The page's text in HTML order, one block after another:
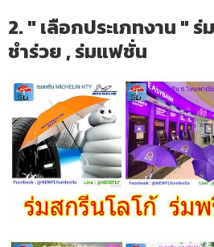
2. " เลือกประเภทงาน "
ชำร่วย , ร่มแฟชั่น